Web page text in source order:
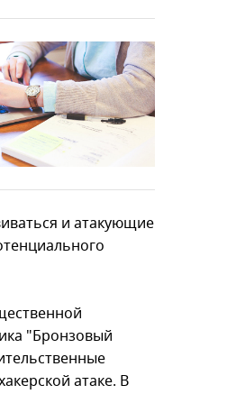
и атакующие
"Бронзовый
атаке. В